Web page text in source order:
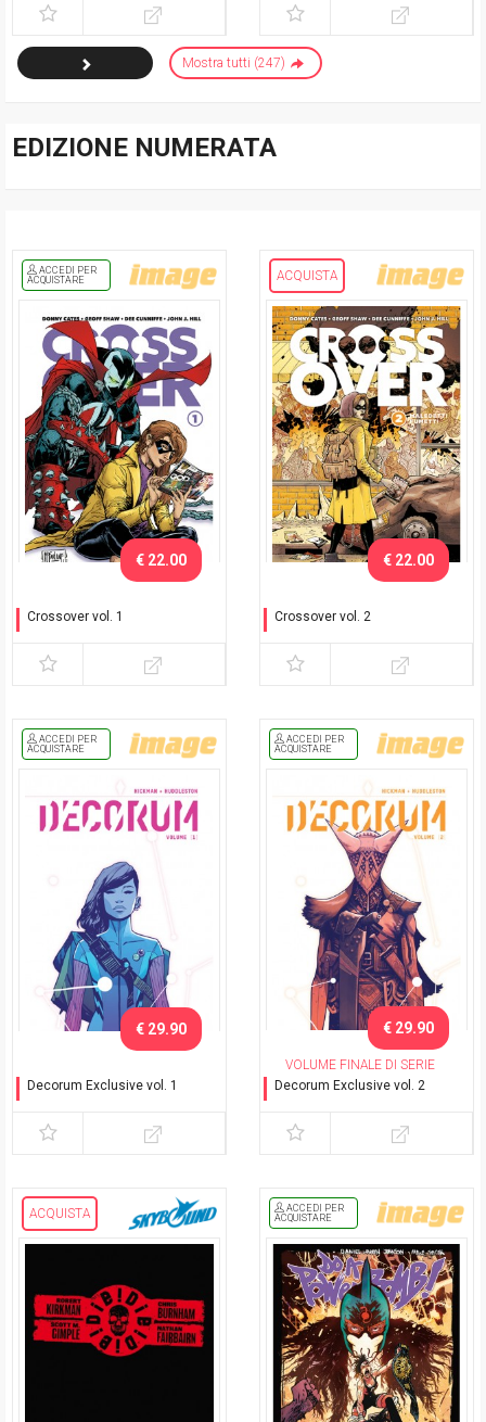
Mostra tutti (247)
EDIZIONE NUMERATA
ACCEDI PER
ACQUISTARE
Crossover vol. 1
catene - Variant
€ 22.00
ACQUISTA
Crossover vol. 2
€ 22.00
ACCEDI PER
ACQUISTARE
Decorum Exclusive vol. 1
€ 29.90
ACCEDI PER
ACQUISTARE
VOLUME FINALE DI SERIE
Decorum Exclusive vol. 2
€ 29.90
ACQUISTA
ACCEDI PER
ACQUISTARE